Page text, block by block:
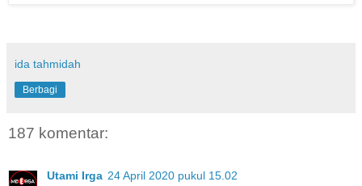
ida tahmidah
Berbagi
187 komentar:
Utami Irga 24 April 2020 pukul 15.02